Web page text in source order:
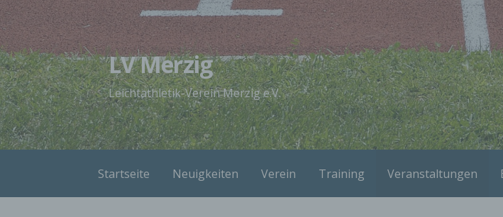
Zum
Inhalt
springen
LV Merzig
Leichtathletik-Verein Merzig e.V.
Startseite Neuigkeiten Verein Training Veranstaltungen